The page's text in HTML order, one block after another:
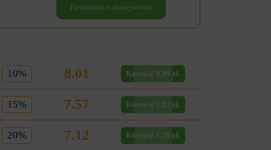
Powiadom o dostępności
10% 8.01 Korzyść 0.89 zł.
15% 7.57 Korzyść 1.33 zł.
20% 7.12 Korzyść 1.78 zł.